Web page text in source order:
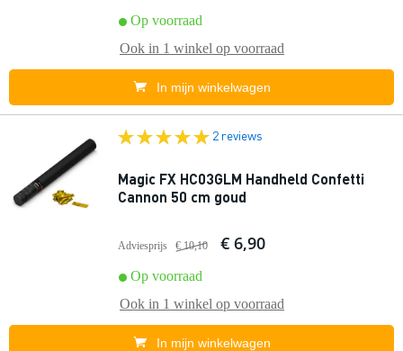
Op voorraad
Ook in 1 winkel op voorraad
In mijn winkelwagen
2 reviews
Magic FX HC03GLM Handheld Confetti
Cannon 50 cm goud
Adviesprijs € 10,10 € 6,90
Op voorraad
Ook in 1 winkel op voorraad
In mijn winkelwagen